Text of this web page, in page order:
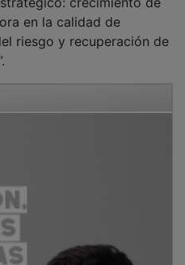
en la calidad de
riesgo y recuperación de